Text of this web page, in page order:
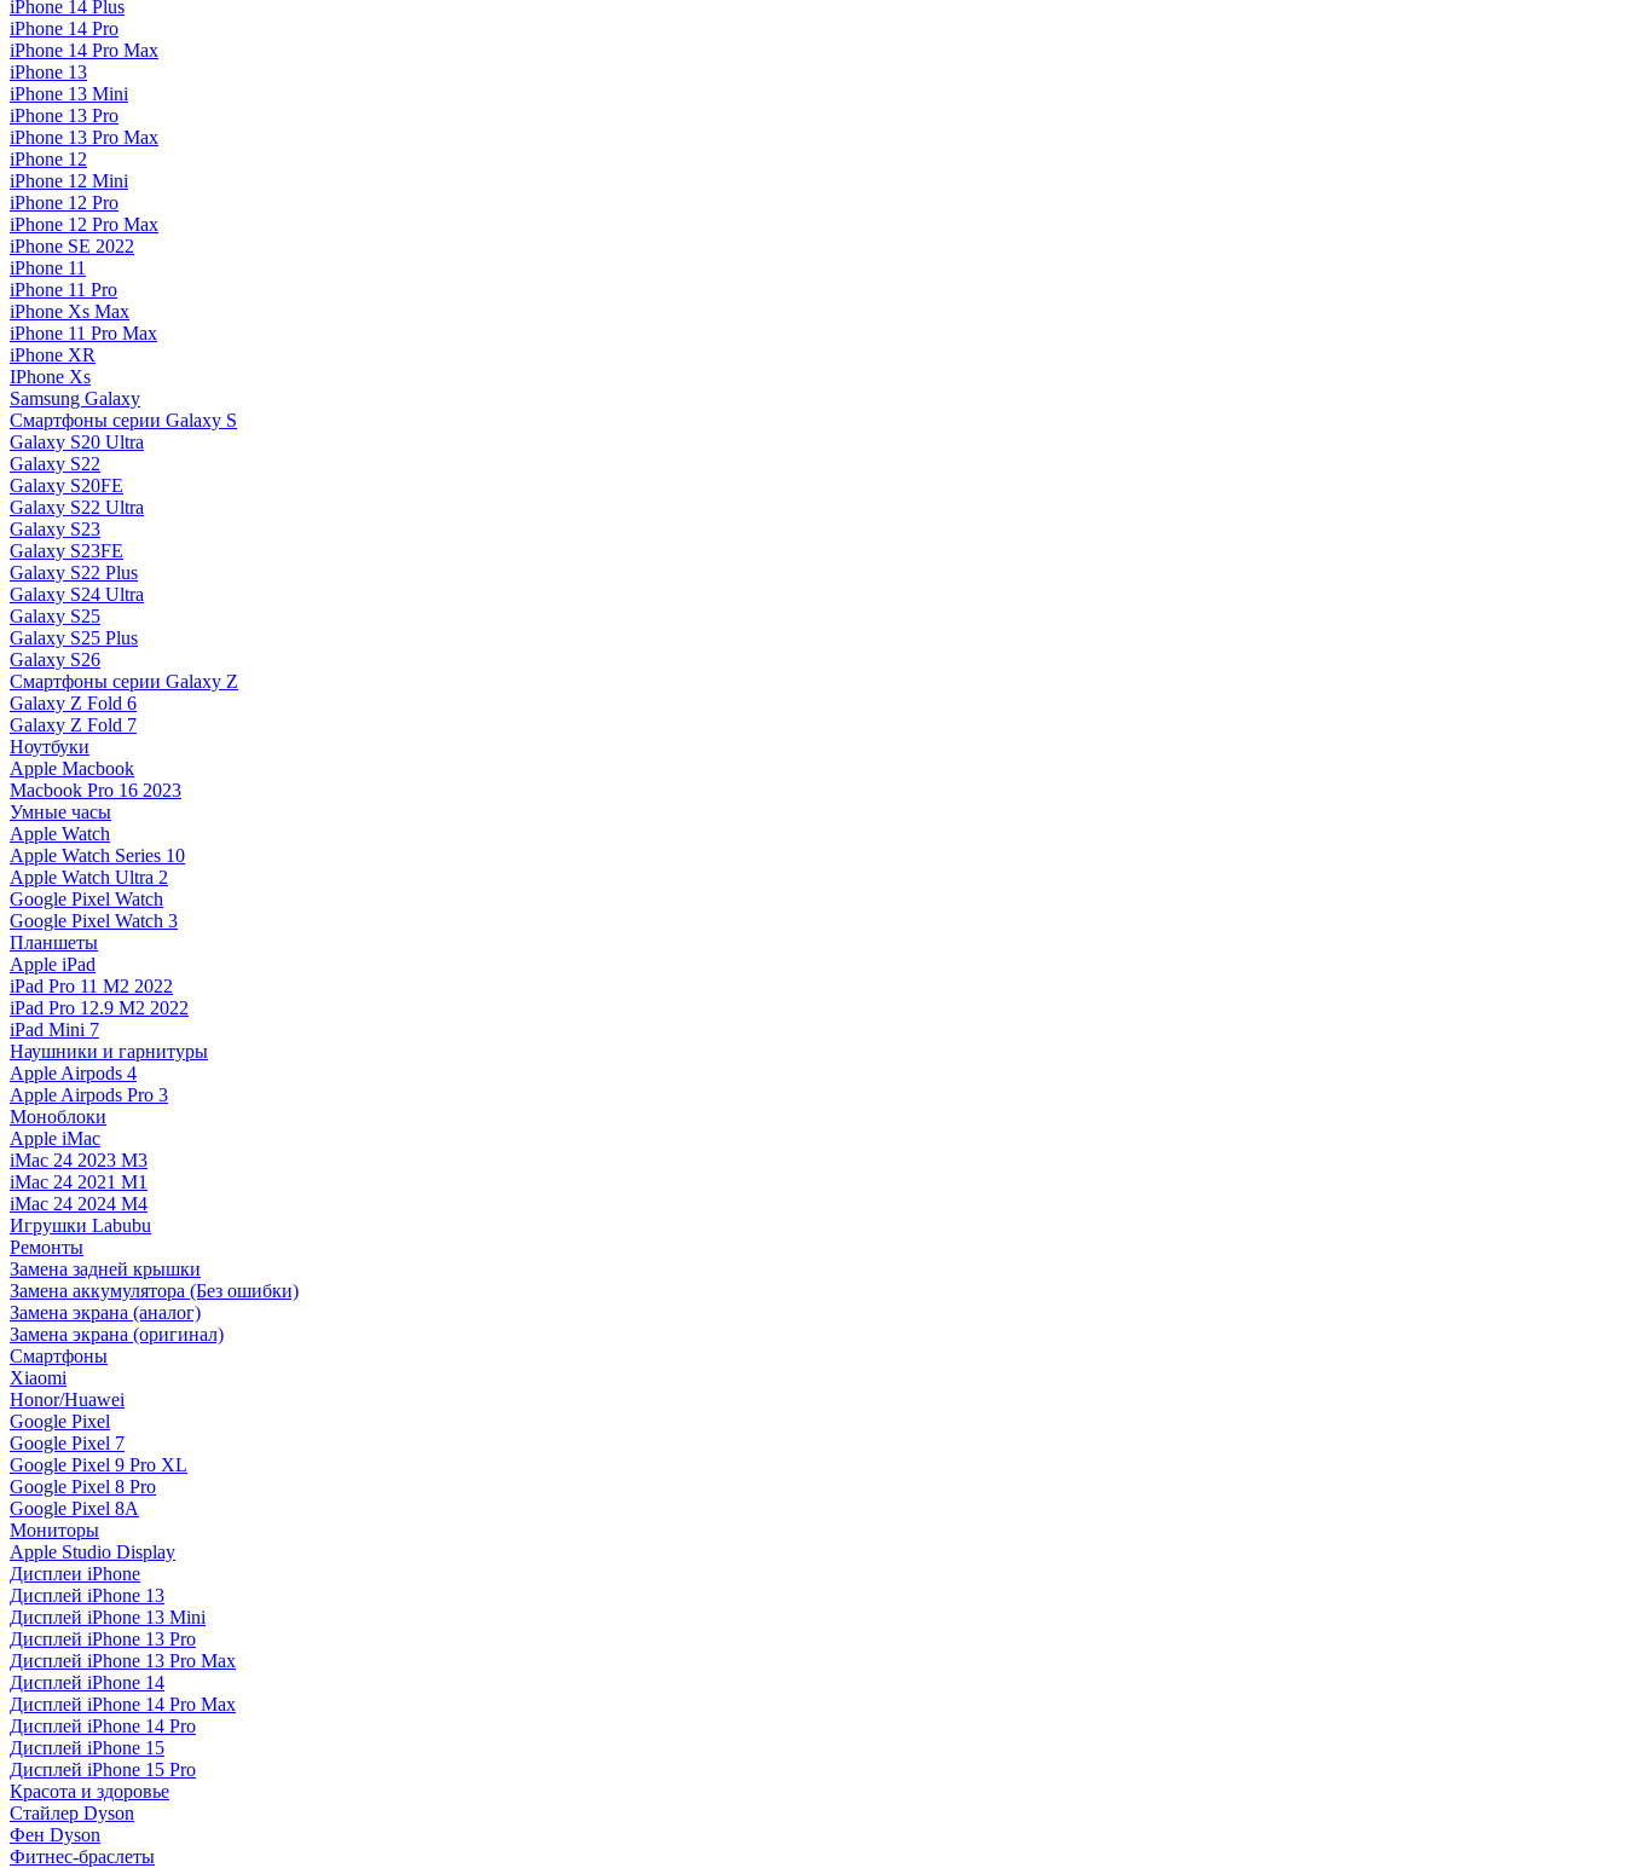
iPhone 14 Plus
iPhone 14 Pro
iPhone 14 Pro Max
iPhone 13
iPhone 13 Mini
iPhone 13 Pro
iPhone 13 Pro Max
iPhone 12
iPhone 12 Mini
iPhone 12 Pro
iPhone 12 Pro Max
iPhone SE 2022
iPhone 11
iPhone 11 Pro
iPhone Xs Max
iPhone 11 Pro Max
iPhone XR
IPhone Xs
Samsung Galaxy
Смартфоны серии Galaxy S
Galaxy S20 Ultra
Galaxy S22
Galaxy S20FE
Galaxy S22 Ultra
Galaxy S23
Galaxy S23FE
Galaxy S22 Plus
Galaxy S24 Ultra
Galaxy S25
Galaxy S25 Plus
Galaxy S26
Смартфоны серии Galaxy Z
Galaxy Z Fold 6
Galaxy Z Fold 7
Ноутбуки
Apple Macbook
Macbook Pro 16 2023
Умные часы
Apple Watch
Apple Watch Series 10
Apple Watch Ultra 2
Google Pixel Watch
Google Pixel Watch 3
Планшеты
Apple iPad
iPad Pro 11 M2 2022
iPad Pro 12.9 M2 2022
iPad Mini 7
Наушники и гарнитуры
Apple Airpods 4
Apple Airpods Pro 3
Моноблоки
Apple iMac
iMac 24 2023 M3
iMac 24 2021 M1
iMac 24 2024 M4
Игрушки Labubu
Ремонты
Замена задней крышки
Замена аккумулятора (Без ошибки)
Замена экрана (аналог)
Замена экрана (оригинал)
Смартфоны
Xiaomi
Honor/Huawei
Google Pixel
Google Pixel 7
Google Pixel 9 Pro XL
Google Pixel 8 Pro
Google Pixel 8A
Мониторы
Apple Studio Display
Дисплеи iPhone
Дисплей iPhone 13
Дисплей iPhone 13 Mini
Дисплей iPhone 13 Pro
Дисплей iPhone 13 Pro Max
Дисплей iPhone 14
Дисплей iPhone 14 Pro Max
Дисплей iPhone 14 Pro
Дисплей iPhone 15
Дисплей iPhone 15 Pro
Красота и здоровье
Стайлер Dyson
Фен Dyson
Фитнес-браслеты